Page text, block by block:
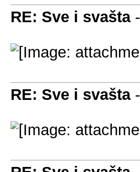
RE: Sve i svašta-
RE: Sve i svašta-